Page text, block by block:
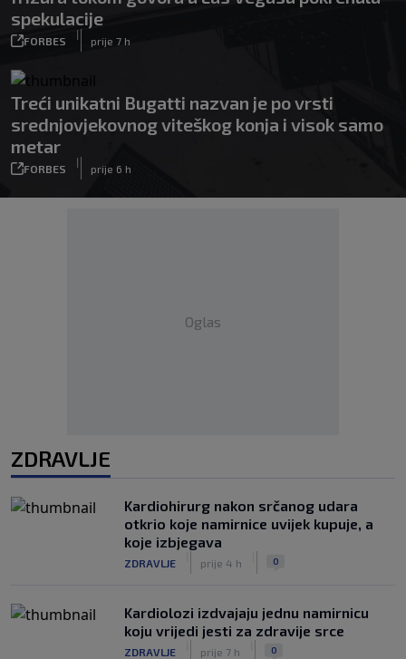
spekulacije
FORBES
|
prije 7 h
Treći unikatni Bugatti nazvan je po vrsti
srednjovjekovnog viteškog konja i visok samo
metar
FORBES
|
prije 6 h
Oglas
ZDRAVLJE
Kardiohirurg nakon srčanog udara
otkrio koje namirnice uvijek kupuje, a
koje izbjegava
ZDRAVLJE prije 4 h 0
Kardiolozi izdvajaju jednu namirnicu
koju vrijedi jesti za zdravije srce
ZDRAVLJE prije 7 h 0